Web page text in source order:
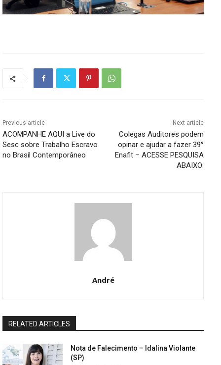
Previous article
ACOMPANHE AQUI a Live do
Sesc sobre Trabalho Escravo
no Brasil Contemporâneo
Next article
Colegas Auditores podem
opinar e ajudar a fazer 39°
Enafit – ACESSE PESQUISA
ABAIXO:
André
RELATED ARTICLES
Nota de Falecimento – Idalina Violante
(SP)